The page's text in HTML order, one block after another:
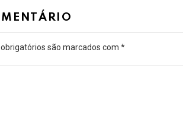
são marcados com *